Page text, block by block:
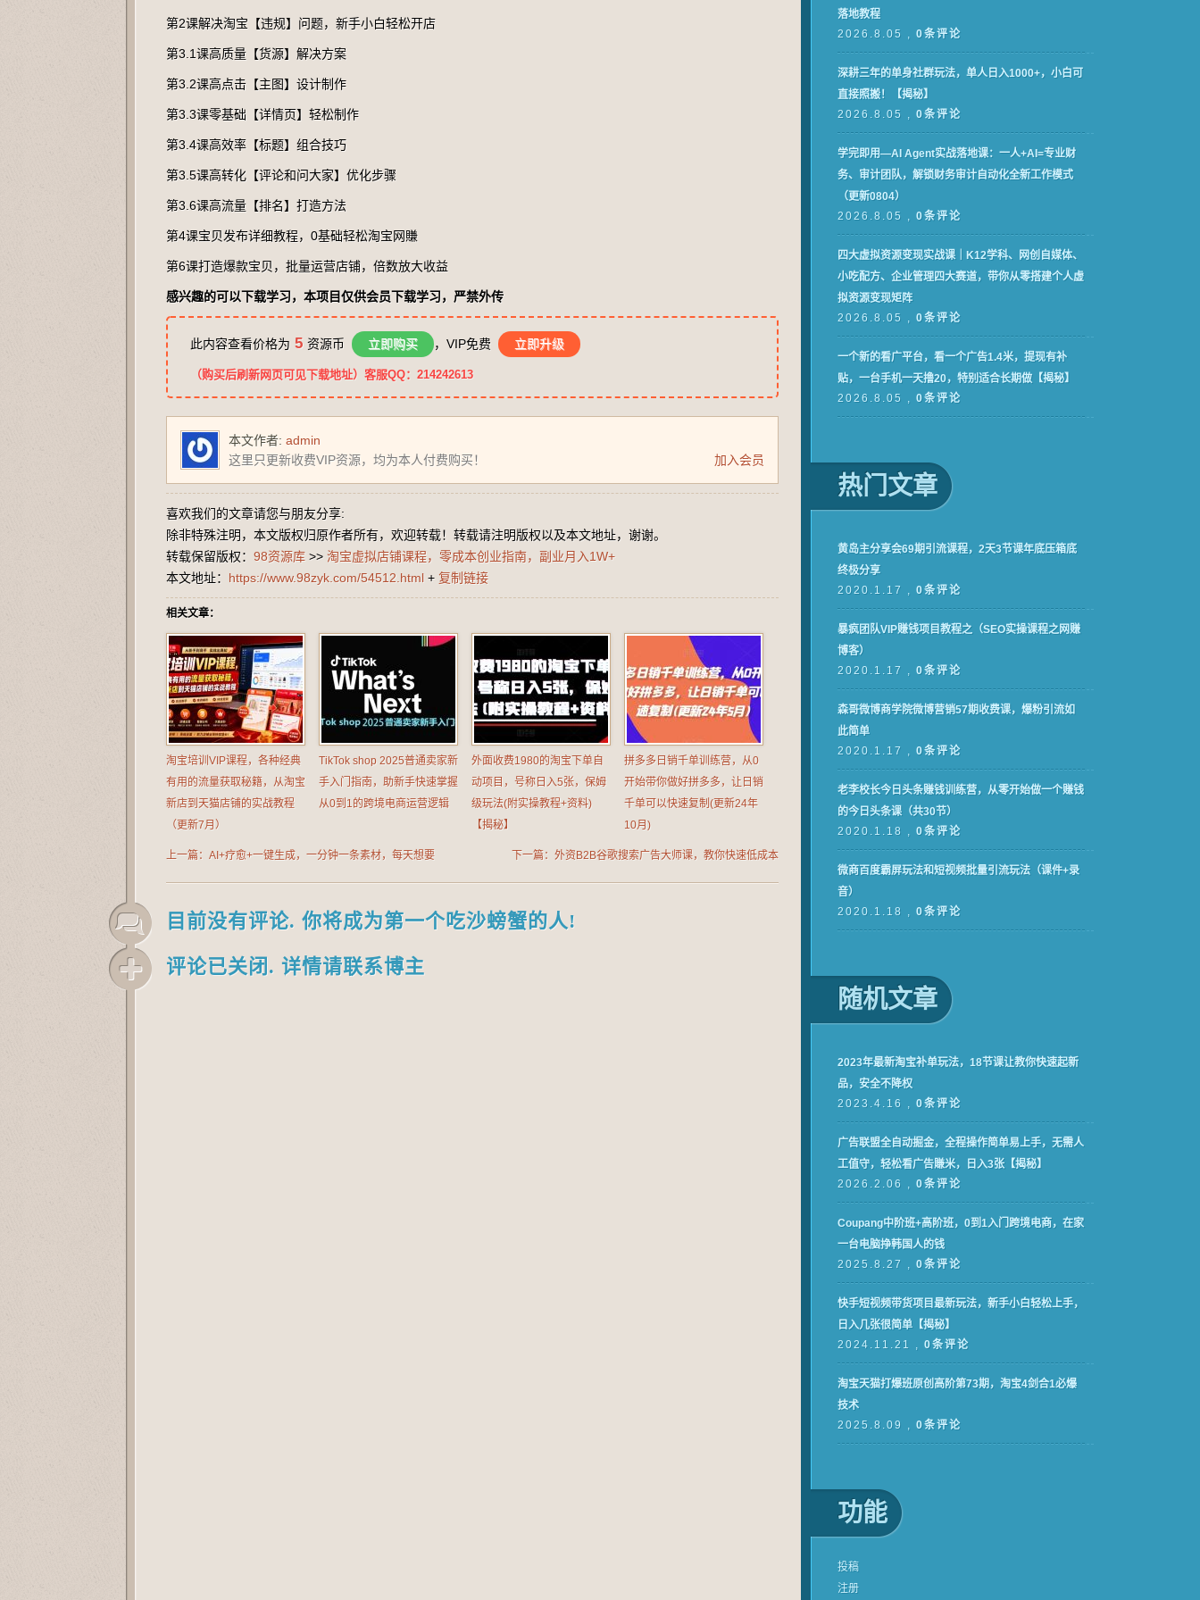
第2课解决淘宝【违规】问题，新手小白轻松开店
第3.1课高质量【货源】解决方案
第3.2课高点击【主图】设计制作
第3.3课零基础【详情页】轻松制作
第3.4课高效率【标题】组合技巧
第3.5课高转化【评论和问大家】优化步骤
第3.6课高流量【排名】打造方法
第4课宝贝发布详细教程，0基础轻松淘宝网賺
第6课打造爆款宝贝，批量运营店铺，倍数放大收益
感兴趣的可以下载学习，本项目仅供会员下载学习，严禁外传
此内容查看价格为 5 资源币 立即购买 ，VIP免费 立即升级
（购买后刷新网页可见下载地址）客服QQ：214242613
本文作者: admin
这里只更新收费VIP资源，均为本人付费购买！
加入会员
喜欢我们的文章请您与朋友分享:
除非特殊注明，本文版权归原作者所有，欢迎转载！转载请注明版权以及本文地址，谢谢。
转载保留版权： 98资源库 >> 淘宝虚拟店铺课程，零成本创业指南，副业月入1W+
本文地址： https://www.98zyk.com/54512.html + 复制链接
相关文章：
淘宝培训VIP课程，各种经典
有用的流量获取秘籍，从淘宝
新店到天猫店铺的实战教程
（更新7月）
TikTok shop 2025普通卖家新
手入门指南，助新手快速掌握
从0到1的跨境电商运营逻辑
外面收费1980的淘宝下单自
动项目，号称日入5张，保姆
级玩法(附实操教程+资料)
【揭秘】
拼多多日销千单训练营，从0
开始带你做好拼多多，让日销
千单可以快速复制(更新24年
10月)
上一篇：AI+疗愈+一键生成，一分钟一条素材，每天想要
下一篇：外资B2B谷歌搜索广告大师课，教你快速低成本
目前没有评论. 你将成为第一个吃沙螃蟹的人!
评论已关闭. 详情请联系博主
落地教程
2026.8.05 , 0条评论
深耕三年的单身社群玩法，单人日入1000+，小白可
直接照搬！【揭秘】
2026.8.05 , 0条评论
学完即用—AI Agent实战落地课：一人+AI=专业财
务、审计团队，解锁财务审计自动化全新工作模式
（更新0804）
2026.8.05 , 0条评论
四大虚拟资源变现实战课｜K12学科、网创自媒体、
小吃配方、企业管理四大赛道，带你从零搭建个人虚
拟资源变现矩阵
2026.8.05 , 0条评论
一个新的看广平台，看一个广告1.4米，提现有补
贴，一台手机一天撸20，特别适合长期做【揭秘】
2026.8.05 , 0条评论
热门文章
黄岛主分享会69期引流课程，2天3节课年底压箱底
终极分享
2020.1.17 , 0条评论
暴疯团队VIP赚钱项目教程之（SEO实操课程之网赚
博客）
2020.1.17 , 0条评论
森哥微博商学院微博营销57期收费课，爆粉引流如
此简单
2020.1.17 , 0条评论
老李校长今日头条赚钱训练营，从零开始做一个赚钱
的今日头条课（共30节）
2020.1.18 , 0条评论
微商百度霸屏玩法和短视频批量引流玩法（课件+录
音）
2020.1.18 , 0条评论
随机文章
2023年最新淘宝补单玩法，18节课让教你快速起新
品，安全不降权
2023.4.16 , 0条评论
广告联盟全自动掘金，全程操作简单易上手，无需人
工值守，轻松看广告賺米，日入3张【揭秘】
2026.2.06 , 0条评论
Coupang中阶班+高阶班，0到1入门跨境电商，在家
一台电脑挣韩国人的钱
2025.8.27 , 0条评论
快手短视频带货项目最新玩法，新手小白轻松上手，
日入几张很简单【揭秘】
2024.11.21 , 0条评论
淘宝天猫打爆班原创高阶第73期，淘宝4剑合1必爆
技术
2025.8.09 , 0条评论
功能
投稿
注册